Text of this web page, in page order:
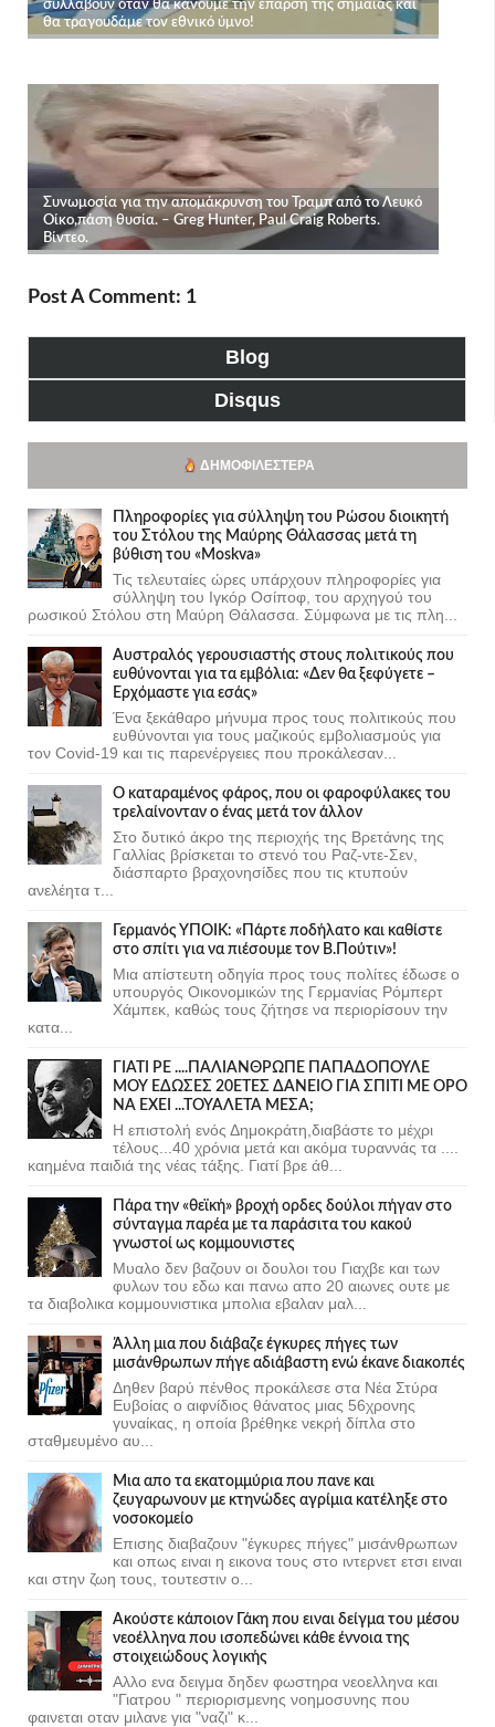
Post A Comment: 1
Blog
Disqus
ΔΗΜΟΦΙΛΈΣΤΕΡΑ
Πληροφορίες για σύλληψη του Ρώσου διοικητή
του Στόλου της Mαύρης Θάλασσας μετά τη
βύθιση του «Moskva»
Τις τελευταίες ώρες υπάρχουν πληροφορίες για
σύλληψη του Ιγκόρ Οσίποφ, του αρχηγού του
ρωσικού Στόλου στη Μαύρη Θάλασσα. Σύμφωνα με τις πλη...
Αυστραλός γερουσιαστής στους πολιτικούς που
ευθύνονται για τα εμβόλια: «Δεν θα ξεφύγετε –
Ερχόμαστε για εσάς»
Ένα ξεκάθαρο μήνυμα προς τους πολιτικούς που
ευθύνονται για τους μαζικούς εμβολιασμούς για
τον Covid-19 και τις παρενέργειες που προκάλεσαν...
Ο καταραμένος φάρος, που οι φαροφύλακες του
τρελαίνονταν ο ένας μετά τον άλλον
Στο δυτικό άκρο της περιοχής της Βρετάνης της
Γαλλίας βρίσκεται το στενό του Ραζ-ντε-Σεν,
διάσπαρτο βραχονησίδες που τις κτυπούν
ανελέητα τ...
Γερμανός ΥΠΟΙΚ: «Πάρτε ποδήλατο και καθίστε
στο σπίτι για να πιέσουμε τον Β.Πούτιν»!
Μια απίστευτη οδηγία προς τους πολίτες έδωσε ο
υπουργός Οικονομικών της Γερμανίας Ρόμπερτ
Χάμπεκ, καθώς τους ζήτησε να περιορίσουν την
κατα...
ΓΙΑΤΙ ΡΕ ....ΠΑΛΙΑΝΘΡΩΠΕ ΠΑΠΑΔΟΠΟΥΛΕ
ΜΟΥ ΕΔΩΣΕΣ 20ΕΤΕΣ ΔΑΝΕΙΟ ΓΙΑ ΣΠΙΤΙ ΜΕ ΟΡΟ
ΝΑ ΕΧΕΙ ...ΤΟΥΑΛΕΤΑ ΜΕΣΑ;
Η επιστολή ενός Δημοκράτη,διαβάστε το μέχρι
τέλους...40 χρόνια μετά και ακόμα τυραννάς τα ....
καημένα παιδιά της νέας τάξης. Γιατί βρε άθ...
Πάρα την «θεϊκή» βροχή ορδες δούλοι πήγαν στο
σύνταγμα παρέα με τα παράσιτα του κακού
γνωστοί ως κομμουνιστες
Μυαλο δεν βαζουν οι δουλοι του Γιαχβε και των
φυλων του εδω και πανω απο 20 αιωνες ουτε με
τα διαβολικα κομμουνιστικα μπολια εβαλαν μαλ...
Άλλη μια που διάβαζε έγκυρες πήγες των
μισάνθρωπων πήγε αδιάβαστη ενώ έκανε διακοπές
Δηθεν βαρύ πένθος προκάλεσε στα Νέα Στύρα
Ευβοίας ο αιφνίδιος θάνατος μιας 56χρονης
γυναίκας, η οποία βρέθηκε νεκρή δίπλα στο
σταθμευμένο αυ...
Μια απο τα εκατομμύρια που πανε και
ζευγαρωνουν με κτηνώδες αγρίμια κατέληξε στο
νοσοκομείο
Επισης διαβαζουν "έγκυρες πήγες" μισάνθρωπων
και οπως ειναι η εικονα τους στο ιντερνετ ετσι ειναι
και στην ζωη τους, τουτεστιν ο...
Ακούστε κάποιον Γάκη που ειναι δείγμα του μέσου
νεοέλληνα που ισοπεδώνει κάθε έννοια της
στοιχειώδους λογικής
Αλλο ενα δειγμα δηδεν φωστηρα νεοελληνα και
"Γιατρου " περιορισμενης νοημοσυνης που
φαινεται οταν μιλανε για "ναζι" κ...